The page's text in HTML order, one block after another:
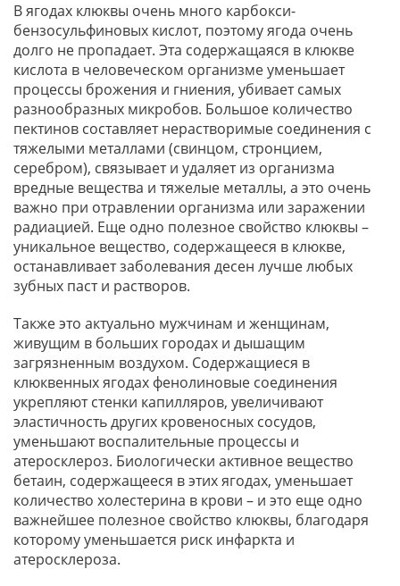
В ягодах клюквы очень много карбокси-
бензосульфиновых кислот, поэтому ягода очень
долго не пропадает. Эта содержащаяся в клюкве
кислота в человеческом организме уменьшает
процессы брожения и гниения, убивает самых
разнообразных микробов. Большое количество
пектинов составляет нерастворимые соединения с
тяжелыми металлами (свинцом, стронцием,
серебром), связывает и удаляет из организма
вредные вещества и тяжелые металлы, а это очень
важно при отравлении организма или заражении
радиацией. Еще одно полезное свойство клюквы –
уникальное вещество, содержащееся в клюкве,
останавливает заболевания десен лучше любых
зубных паст и растворов.
Также это актуально мужчинам и женщинам,
живущим в больших городах и дышащим
загрязненным воздухом. Содержащиеся в
клюквенных ягодах фенолиновые соединения
укрепляют стенки капилляров, увеличивают
эластичность других кровеносных сосудов,
уменьшают воспалительные процессы и
атеросклероз. Биологически активное вещество
бетаин, содержащееся в этих ягодах, уменьшает
количество холестерина в крови – и это еще одно
важнейшее полезное свойство клюквы, благодаря
которому уменьшается риск инфаркта и
атеросклероза.